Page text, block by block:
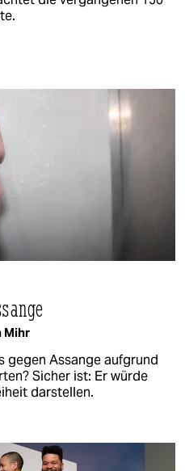
Mihr
gegen Assange aufgrund
Sicher ist: Er würde
darstellen.